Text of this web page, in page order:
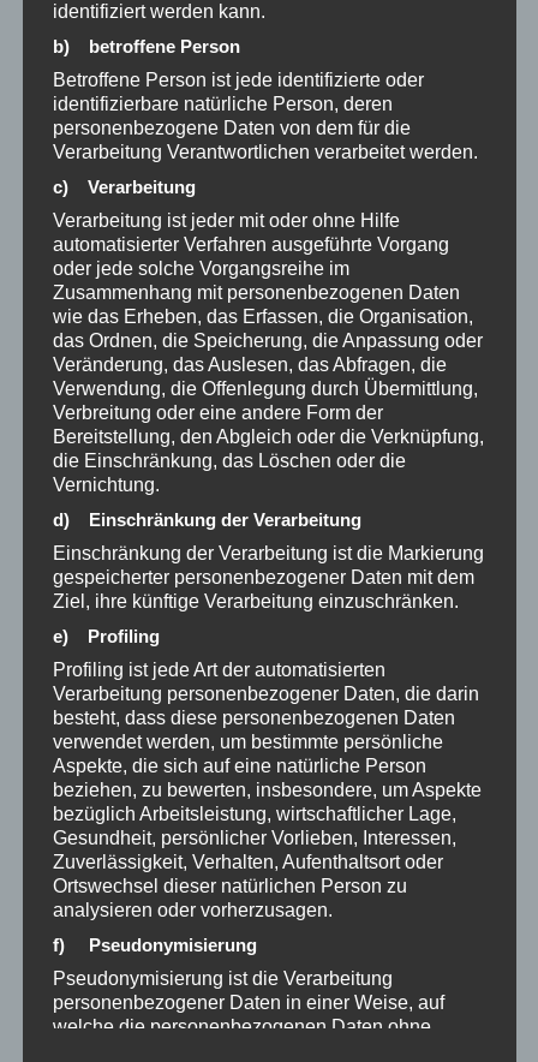
Suchen
Archiv
Mai 2026
März 2026
Januar 2026
Dezember 2025
Oktober 2025
November 2024
August 2024
Juli 2024
Mai 2023
März 2023
Oktober 2022
August 2022
Februar 2022
Januar 2022
Oktober 2021
September 2021
identifiziert werden kann.
b) betroffene Person
Betroffene Person ist jede identifizierte oder
identifizierbare natürliche Person, deren
personenbezogene Daten von dem für die
Verarbeitung Verantwortlichen verarbeitet werden.
c) Verarbeitung
Verarbeitung ist jeder mit oder ohne Hilfe
automatisierter Verfahren ausgeführte Vorgang
oder jede solche Vorgangsreihe im
Zusammenhang mit personenbezogenen Daten
wie das Erheben, das Erfassen, die Organisation,
das Ordnen, die Speicherung, die Anpassung oder
Veränderung, das Auslesen, das Abfragen, die
Verwendung, die Offenlegung durch Übermittlung,
Verbreitung oder eine andere Form der
Bereitstellung, den Abgleich oder die Verknüpfung,
die Einschränkung, das Löschen oder die
Vernichtung.
d) Einschränkung der Verarbeitung
Einschränkung der Verarbeitung ist die Markierung
gespeicherter personenbezogener Daten mit dem
Ziel, ihre künftige Verarbeitung einzuschränken.
e) Profiling
Profiling ist jede Art der automatisierten
Verarbeitung personenbezogener Daten, die darin
besteht, dass diese personenbezogenen Daten
verwendet werden, um bestimmte persönliche
Aspekte, die sich auf eine natürliche Person
beziehen, zu bewerten, insbesondere, um Aspekte
bezüglich Arbeitsleistung, wirtschaftlicher Lage,
Gesundheit, persönlicher Vorlieben, Interessen,
Zuverlässigkeit, Verhalten, Aufenthaltsort oder
Ortswechsel dieser natürlichen Person zu
analysieren oder vorherzusagen.
f) Pseudonymisierung
Pseudonymisierung ist die Verarbeitung
personenbezogener Daten in einer Weise, auf
welche die personenbezogenen Daten ohne